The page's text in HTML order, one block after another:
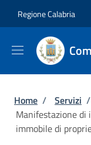
Regione Calabria
Briciole
Home / Servizi /
Manifestazione di
immobile di